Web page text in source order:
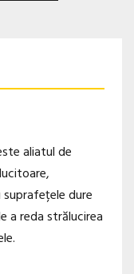
aliatul de
dure
a reda strălucirea